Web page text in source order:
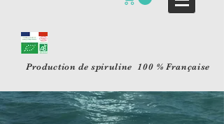
Production de spiruline 100 % Française